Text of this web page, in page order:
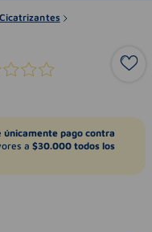
Cicatrizantes
únicamente pago contra
a $30.000 todos los